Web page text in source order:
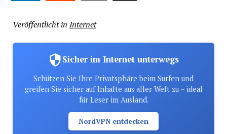
Veröffentlicht in Internet
Sicher im Internet unterwegs
Schützen Sie Ihre Privatsphäre beim Surfen und
greifen Sie sicher auf Inhalte aus aller Welt zu – ideal
für Leser im Ausland.
NordVPN entdecken